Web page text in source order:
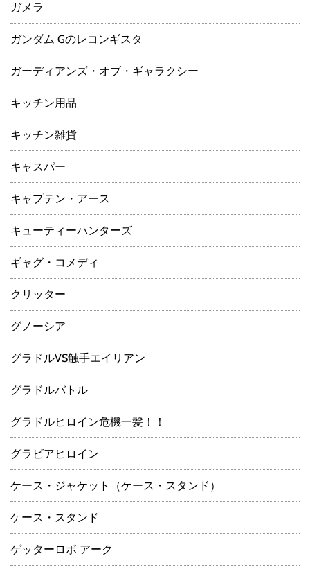
ガメラ
ガンダム Gのレコンギスタ
ガーディアンズ・オブ・ギャラクシー
キッチン用品
キッチン雑貨
キャスパー
キャプテン・アース
キューティーハンターズ
ギャグ・コメディ
クリッター
グノーシア
グラドルVS触手エイリアン
グラドルバトル
グラドルヒロイン危機一髪！！
グラビアヒロイン
ケース・ジャケット（ケース・スタンド）
ケース・スタンド
ゲッターロボ アーク